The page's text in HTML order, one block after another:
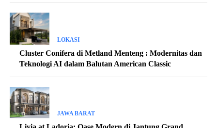
LOKASI
Cluster Conifera di Metland Menteng : Modernitas dan
Teknologi AI dalam Balutan American Classic
JAWA BARAT